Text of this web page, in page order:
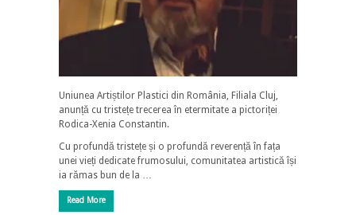
Uniunea Artiștilor Plastici din România, Filiala Cluj,
anunță cu tristețe trecerea în etermitate a pictoriței
Rodica-Xenia Constantin.
Cu profundă tristețe și o profundă reverență în fața
unei vieți dedicate frumosului, comunitatea artistică își
ia rămas bun de la …
Read More